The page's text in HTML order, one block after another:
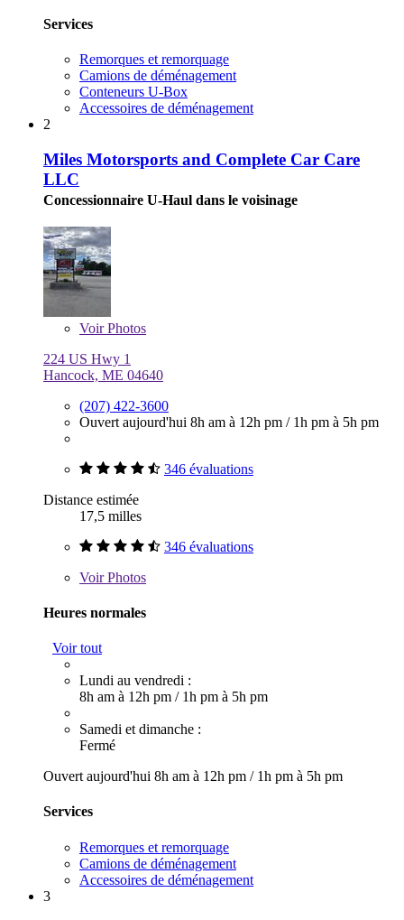
Services
Remorques et remorquage
Camions de déménagement
Conteneurs U-Box
Accessoires de déménagement
2
Miles Motorsports and Complete Car Care
LLC
Concessionnaire U-Haul dans le voisinage
VoirPhotos
224 US Hwy 1
Hancock, ME 04640
(207) 422-3600
Ouvert aujourd'hui 8h am à 12h pm / 1h pm à 5h pm
346 évaluations
Distance estimée
17,5 milles
346 évaluations
VoirPhotos
Heures normales
Voir tout
Lundi au vendredi :
8h am à 12h pm / 1h pm à 5h pm
Samedi et dimanche :
Fermé
Ouvert aujourd'hui 8h am à 12h pm / 1h pm à 5h pm
Services
Remorques et remorquage
Camions de déménagement
Accessoires de déménagement
3